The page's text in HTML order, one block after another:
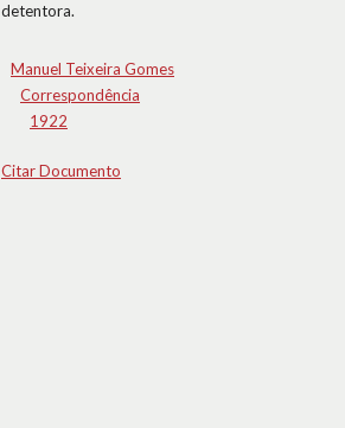
detentora.
Manuel Teixeira Gomes
Correspondência
1922
Citar Documento